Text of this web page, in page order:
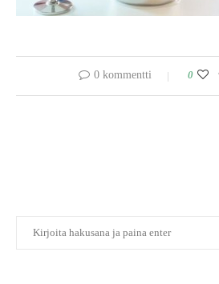
0 kommentti 0